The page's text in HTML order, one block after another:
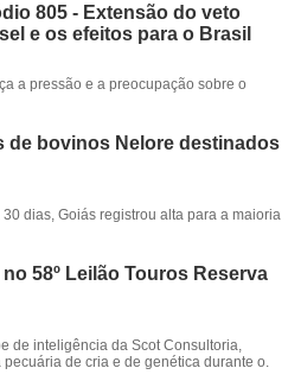
805 - Extensão do veto
e os efeitos para o Brasil
a pressão e a preocupação sobre o
de bovinos Nelore destinados
dias, Goiás registrou alta para a maioria
58º Leilão Touros Reserva
de inteligência da Scot Consultoria,
de cria e de genética durante o.